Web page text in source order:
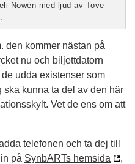
Nowén med ljud av Tove
den kommer nästan på
nu och biljettdatorn
udda existenser som
kunna ta del av den här
Vet de ens om att
telefonen och ta dej till
på SynbARTs hemsida
,